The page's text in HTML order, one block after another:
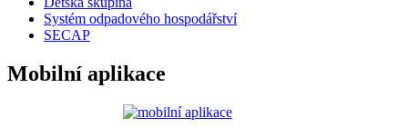
Systém odpadového hospodářství
SECAP
Mobilní aplikace